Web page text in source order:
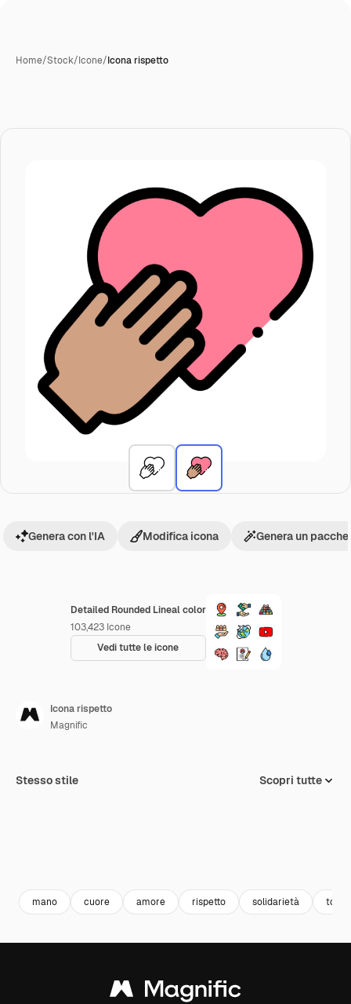
Home/Stock/Icone/Icona rispetto
Detailed Rounded Lineal color
103,423 Icone
Vedi tutte le icone
Genera con l'IA Modifica icona Genera un
Icona rispetto
Magnific
Stesso stile Scopri tutte
mano cuore amore rispetto solidarietà